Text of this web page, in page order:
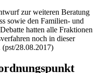
zur weiteren Beratung
sowie den Familien- und
hatten alle Fraktionen
noch in dieser
28.08.2017)